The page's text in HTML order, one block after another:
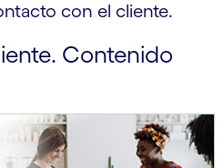
con el cliente.
Contenido